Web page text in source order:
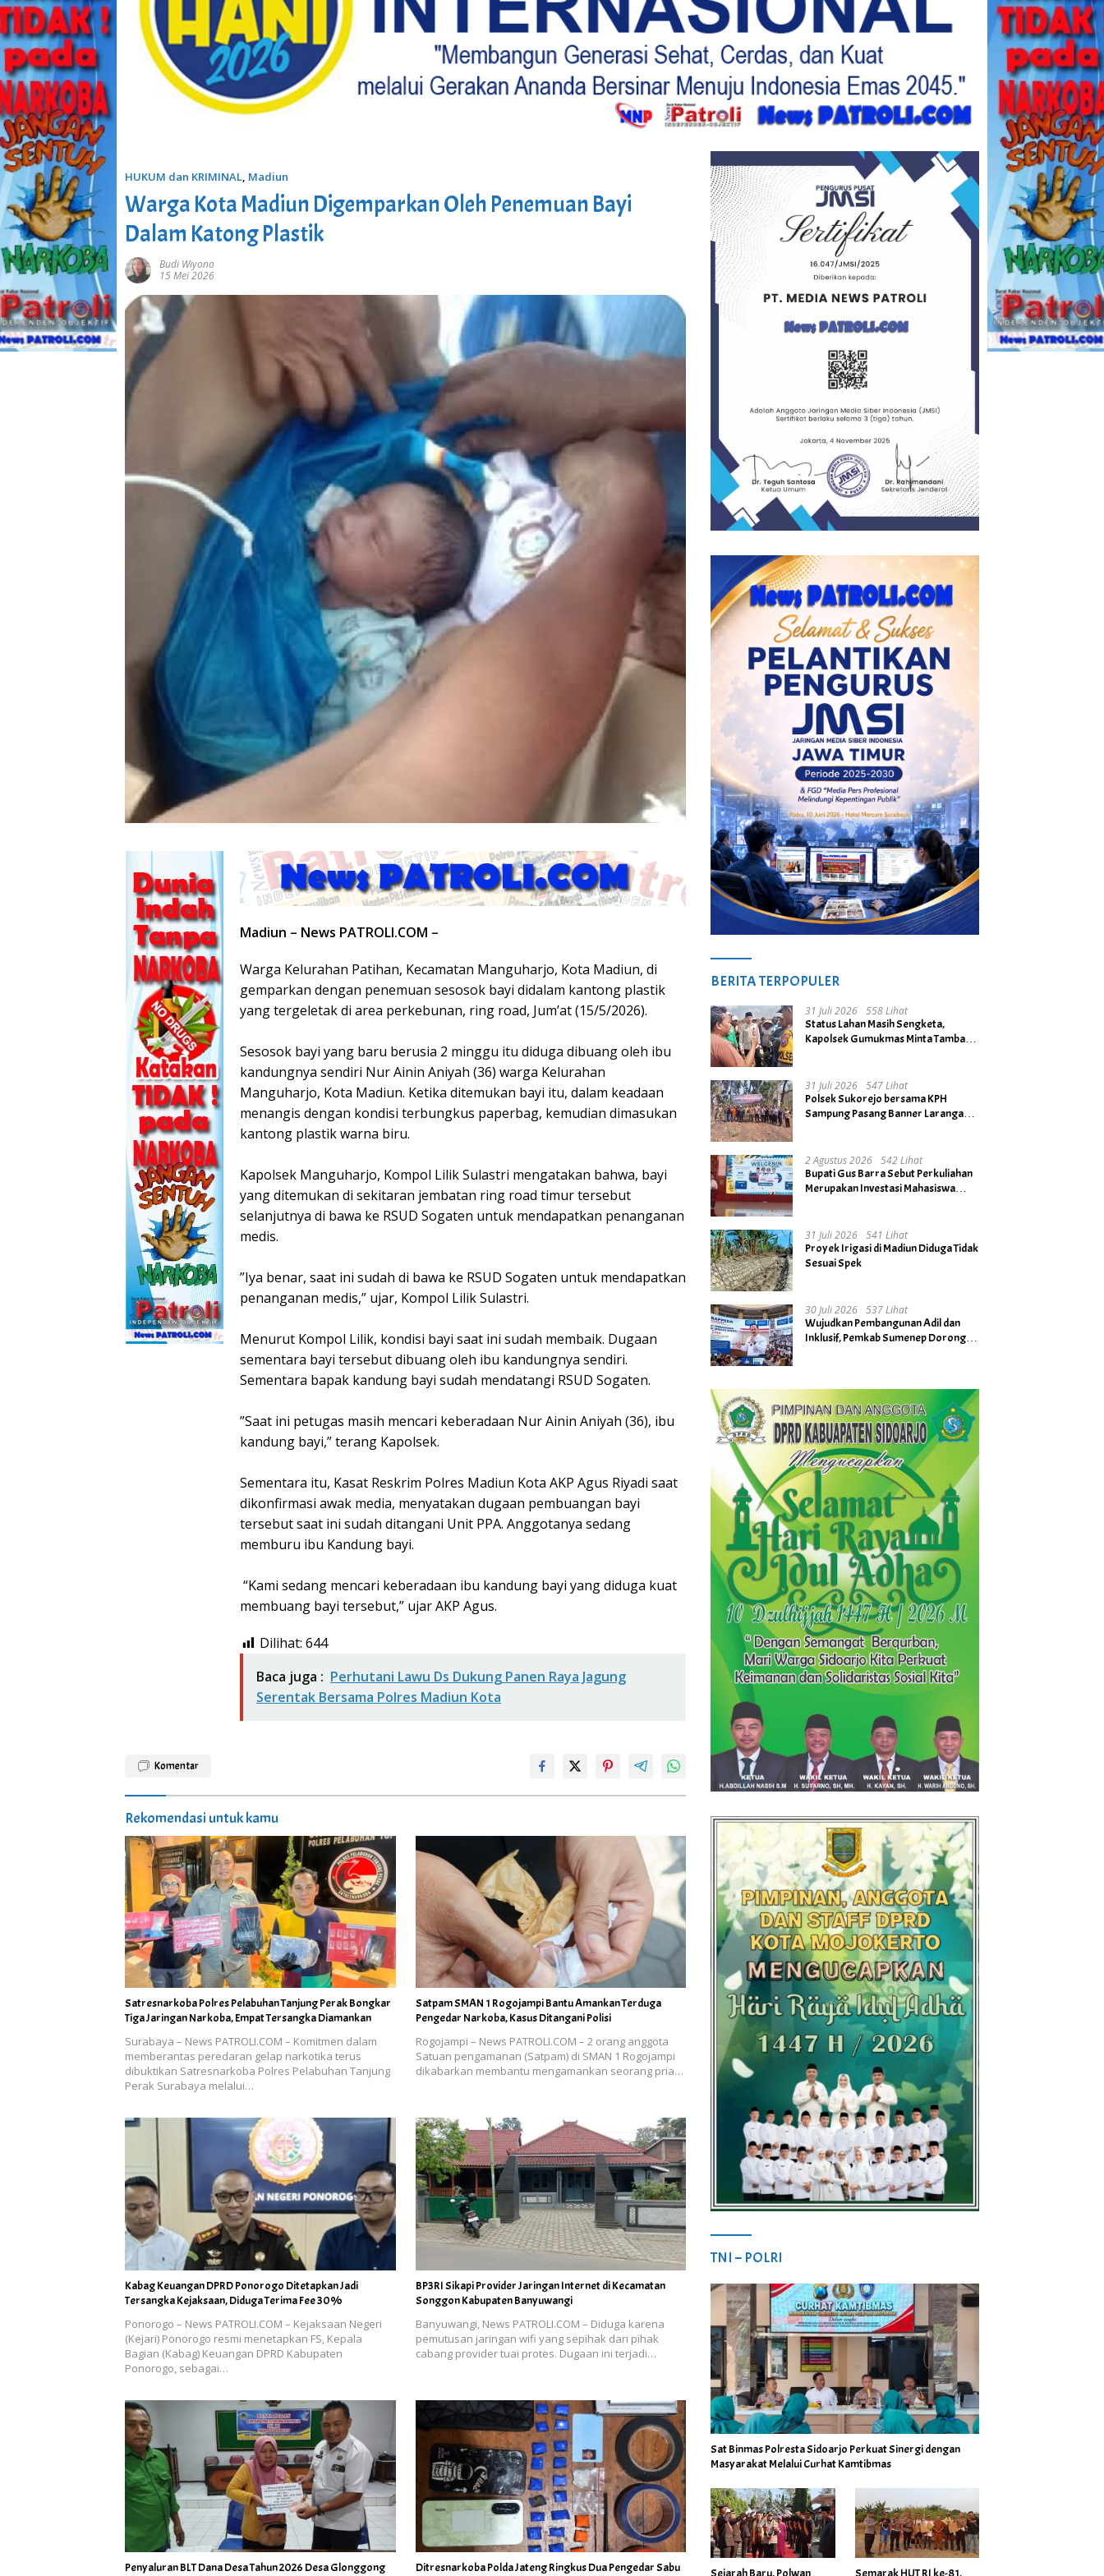
HUKUM dan KRIMINAL, Madiun
Warga Kota Madiun Digemparkan Oleh Penemuan Bayi
Dalam Katong Plastik
Budi Wiyono
15 Mei 2026
Madiun – News PATROLI.COM –
Warga Kelurahan Patihan, Kecamatan Manguharjo, Kota Madiun, di
gemparkan dengan penemuan sesosok bayi didalam kantong plastik
yang tergeletak di area perkebunan, ring road, Jum’at (15/5/2026).
‎Sesosok bayi yang baru berusia 2 minggu itu diduga dibuang oleh ibu
kandungnya sendiri Nur Ainin Aniyah (36) warga Kelurahan
Manguharjo, Kota Madiun. Ketika ditemukan bayi itu, dalam keadaan
menangis dengan kondisi terbungkus paperbag, kemudian dimasukan
kantong plastik warna biru.
‎Kapolsek Manguharjo, Kompol Lilik Sulastri mengatakan bahwa, bayi
yang ditemukan di sekitaran jembatan ring road timur tersebut
selanjutnya di bawa ke RSUD Sogaten untuk mendapatkan penanganan
medis.
‎”Iya benar, saat ini sudah di bawa ke RSUD Sogaten untuk mendapatkan
penanganan medis,” ujar, Kompol Lilik Sulastri.
‎Menurut Kompol Lilik, kondisi bayi saat ini sudah membaik. Dugaan
sementara bayi tersebut dibuang oleh ibu kandungnya sendiri.
Sementara bapak kandung bayi sudah mendatangi RSUD Sogaten.
‎”Saat ini petugas masih mencari keberadaan Nur Ainin Aniyah (36), ibu
kandung bayi,” terang Kapolsek.
‎Sementara itu, Kasat Reskrim Polres Madiun Kota AKP Agus Riyadi saat
dikonfirmasi awak media, menyatakan dugaan pembuangan bayi
tersebut saat ini sudah ditangani Unit PPA. Anggotanya sedang
memburu ibu Kandung bayi.
‎ “Kami sedang mencari keberadaan ibu kandung bayi yang diduga kuat
membuang bayi tersebut,” ujar AKP Agus.
Dilihat: 644
Baca juga : Perhutani Lawu Ds Dukung Panen Raya Jagung
Serentak Bersama Polres Madiun Kota
Komentar
Rekomendasi untuk kamu
Satresnarkoba Polres Pelabuhan Tanjung Perak Bongkar
Tiga Jaringan Narkoba, Empat Tersangka Diamankan
Surabaya – News PATROLI.COM – Komitmen dalam
memberantas peredaran gelap narkotika terus
dibuktikan Satresnarkoba Polres Pelabuhan Tanjung
Perak Surabaya melalui…
Satpam SMAN 1 Rogojampi Bantu Amankan Terduga
Pengedar Narkoba, Kasus Ditangani Polisi
Rogojampi – News PATROLI.COM – 2 orang anggota
Satuan pengamanan (Satpam) di SMAN 1 Rogojampi
dikabarkan membantu mengamankan seorang pria…
Kabag Keuangan DPRD Ponorogo Ditetapkan Jadi
Tersangka Kejaksaan, Diduga Terima Fee 30%
Ponorogo – News PATROLI.COM – Kejaksaan Negeri
(Kejari) Ponorogo resmi menetapkan FS, Kepala
Bagian (Kabag) Keuangan DPRD Kabupaten
Ponorogo, sebagai…
BP3RI Sikapi Provider Jaringan Internet di Kecamatan
Songgon Kabupaten Banyuwangi
Banyuwangi, News PATROLI.COM – Diduga karena
pemutusan jaringan wifi yang sepihak dari pihak
cabang provider tuai protes. Dugaan ini terjadi…
Penyaluran BLT Dana Desa Tahun 2026 Desa Glonggong
Ditresnarkoba Polda Jateng Ringkus Dua Pengedar Sabu
BERITA TERPOPULER
31 Juli 2026
558 Lihat
Status Lahan Masih Sengketa,
Kapolsek Gumukmas Minta Tambang
31 Juli 2026
547 Lihat
Polsek Sukorejo bersama KPH
Sampung Pasang Banner Larangan
2 Agustus 2026
542 Lihat
Bupati Gus Barra Sebut Perkuliahan
Merupakan Investasi Mahasiswa
31 Juli 2026
541 Lihat
Proyek Irigasi di Madiun Diduga Tidak
Sesuai Spek
30 Juli 2026
537 Lihat
Wujudkan Pembangunan Adil dan
Inklusif, Pemkab Sumenep Dorong
TNI – POLRI
Sat Binmas Polresta Sidoarjo Perkuat Sinergi dengan
Masyarakat Melalui Curhat Kamtibmas
Sejarah Baru, Polwan Semarak HUT RI ke-81,